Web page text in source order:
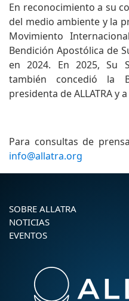
En reconocimiento a su
del medio ambiente y la
Movimiento
Bendición Apostólica de
en 2024. En 2025, Su
también concedió la
presidenta de ALLATRA y
Para consultas de
info@allatra.org
SOBRE ALLATRA
NOTICIAS
EVENTOS